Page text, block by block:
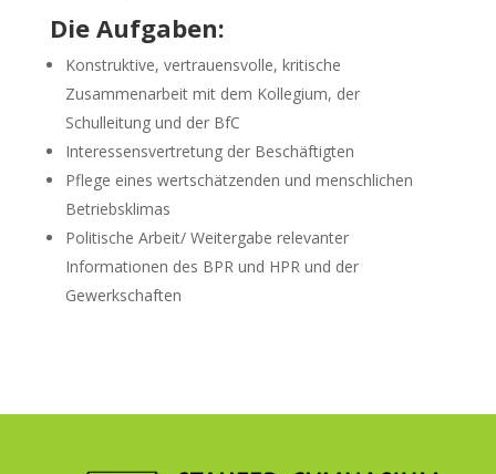
Die Aufgaben:
Konstruktive, vertrauensvolle, kritische
Zusammenarbeit mit dem Kollegium, der
Schulleitung und der BfC
Interessensvertretung der Beschäftigten
Pflege eines wertschätzenden und menschlichen
Betriebsklimas
Politische Arbeit/ Weitergabe relevanter
Informationen des BPR und HPR und der
Gewerkschaften